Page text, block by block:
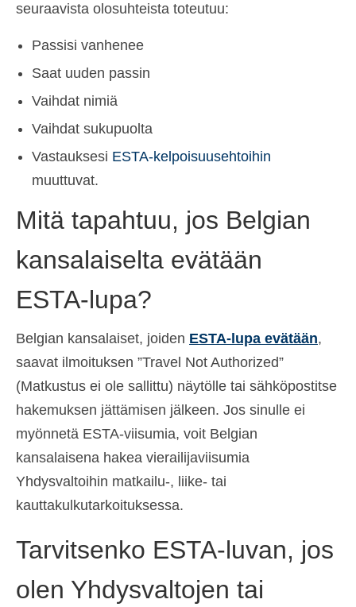
seuraavista olosuhteista toteutuu:
Passisi vanhenee
Saat uuden passin
Vaihdat nimiä
Vaihdat sukupuolta
Vastauksesi ESTA-kelpoisuusehtoihin
muuttuvat.
Mitä tapahtuu, jos Belgian
kansalaiselta evätään
ESTA-lupa?
Belgian kansalaiset, joiden ESTA-lupa evätään,
saavat ilmoituksen ”Travel Not Authorized”
(Matkustus ei ole sallittu) näytölle tai sähköpostitse
hakemuksen jättämisen jälkeen. Jos sinulle ei
myönnetä ESTA-viisumia, voit Belgian
kansalaisena hakea vierailijaviisumia
Yhdysvaltoihin matkailu-, liike- tai
kauttakulkutarkoituksessa.
Tarvitsenko ESTA-luvan, jos
olen Yhdysvaltojen tai